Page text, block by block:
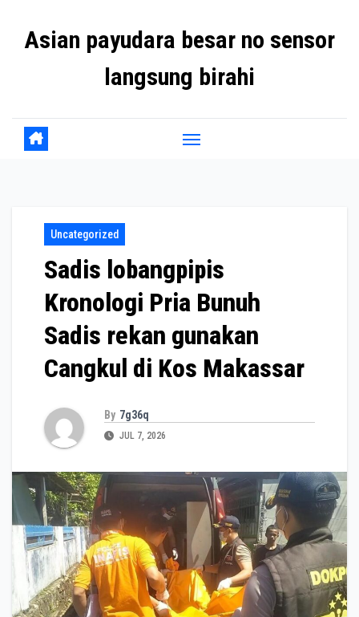
Asian payudara besar no sensor
langsung birahi
Uncategorized
Sadis lobangpipis
Kronologi Pria Bunuh
Sadis rekan gunakan
Cangkul di Kos Makassar
By 7g36q
JUL 7, 2026